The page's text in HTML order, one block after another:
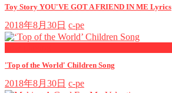
Toy Story YOU'VE GOT A FRIEND IN ME Lyrics
2018年8月30日 c-pe
'Top of the World' Children Song
2018年8月30日 c-pe